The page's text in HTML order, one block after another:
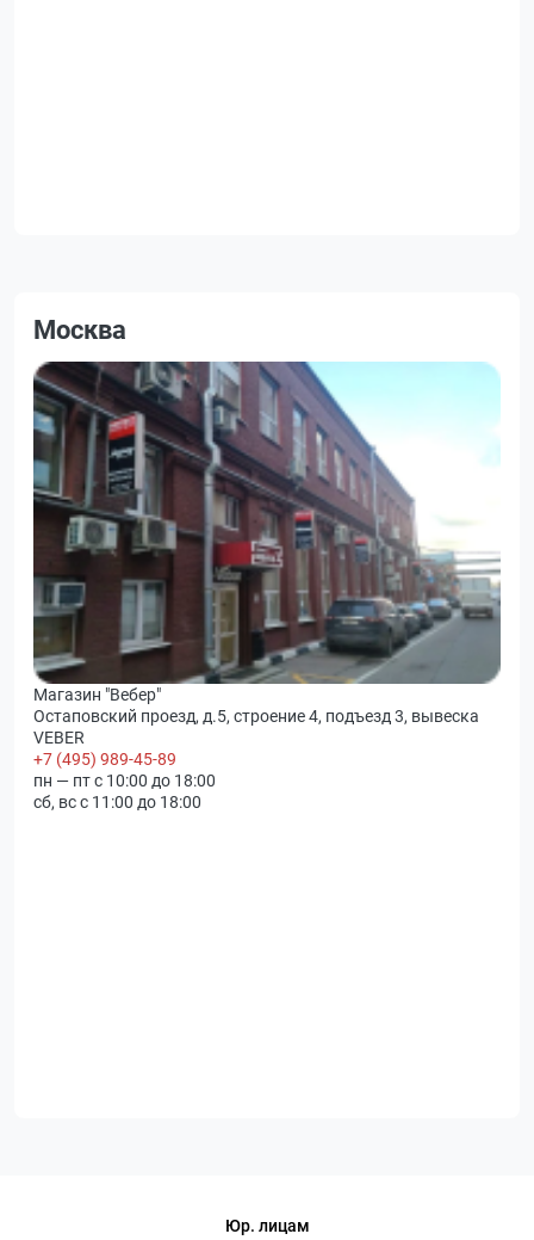
Москва
Магазин "Вебер"
Остаповский проезд, д.5, строение 4, подъезд 3, вывеска
VEBER
+7 (495) 989-45-89
пн — пт с 10:00 до 18:00
сб, вс с 11:00 до 18:00
Юр. лицам